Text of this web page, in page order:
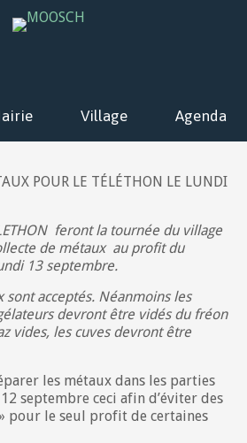
Village Agenda
feront la tournée du village
de métaux au profit du
13 septembre.
sont acceptés. Néanmoins les
devront être vidés du fréon
vides, les cuves devront être
les métaux dans les parties
septembre ceci afin d’éviter des
pour le seul profit de certaines